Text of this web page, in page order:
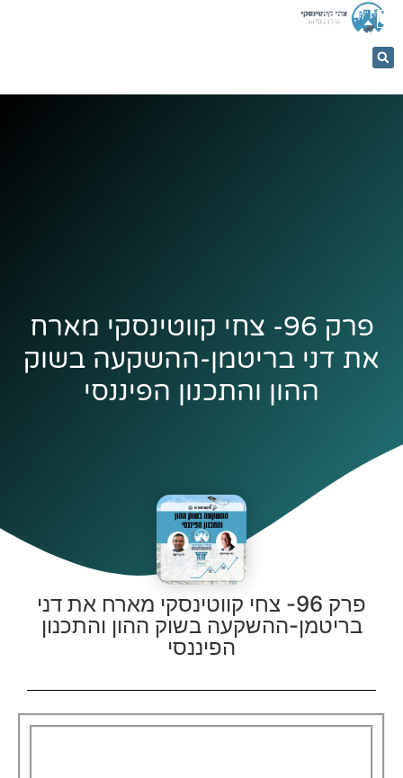
053-
5366884
פרק 96- צחי קווטינסקי מארח
את דני בריטמן-ההשקעה בשוק
ההון והתכנון הפיננסי
פרק 96- צחי קווטינסקי מארח את דני
בריטמן-ההשקעה בשוק ההון והתכנון
הפיננסי